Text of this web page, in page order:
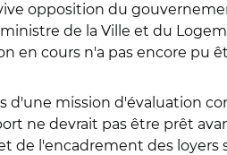
opposition du
de la Ville et du
en cours n'a pas encore pu
mission d'évaluation
ne devrait pas être prêt
de l'encadrement des